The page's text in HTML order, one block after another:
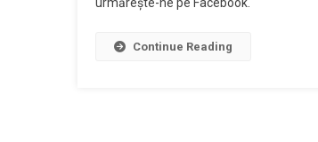
Continue Reading